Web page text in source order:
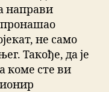
направи
не само
Такође, да је
коме сте ви